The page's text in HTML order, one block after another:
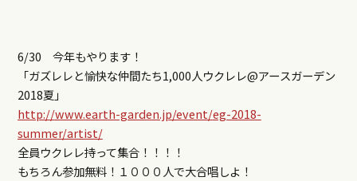
6/30 今年もやります！
「ガズレレと愉快な仲間たち1,000人ウクレレ@アースガーデン
2018夏」
http://www.earth-garden.jp/event/eg-2018-
summer/artist/
全員ウクレレ持って集合！！！！
もちろん参加無料！１０ ００人で大合唱しよ！